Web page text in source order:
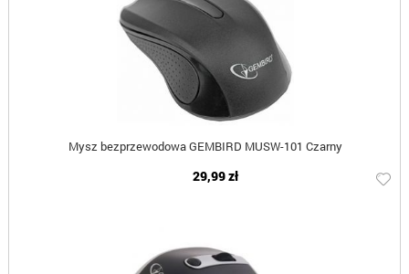
Mysz bezprzewodowa GEMBIRD MUSW-101 Czarny
29,99 zł